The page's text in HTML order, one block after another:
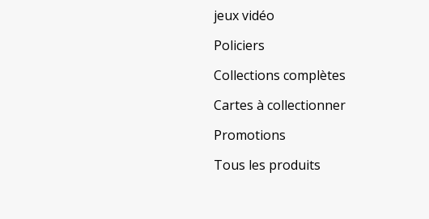
jeux vidéo
Policiers
Collections complètes
Cartes à collectionner
Promotions
Tous les produits